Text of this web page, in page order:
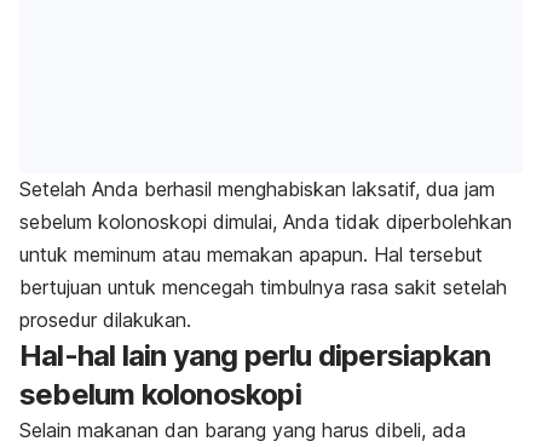
Setelah Anda berhasil menghabiskan laksatif, dua jam
sebelum kolonoskopi dimulai, Anda tidak diperbolehkan
untuk meminum atau memakan apapun. Hal tersebut
bertujuan untuk mencegah timbulnya rasa sakit setelah
prosedur dilakukan.
Hal-hal lain yang perlu dipersiapkan
sebelum kolonoskopi
Selain makanan dan barang yang harus dibeli, ada